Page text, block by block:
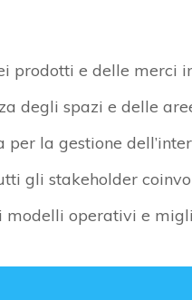
prodotti e delle merci
degli spazi e delle
la gestione
gli stakeholder
operativi e